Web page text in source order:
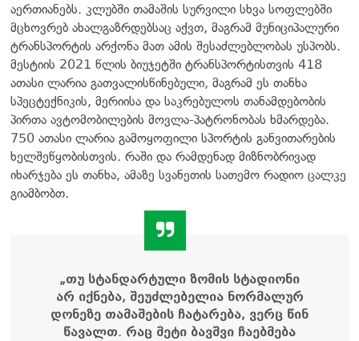
აერთიანებს. კლუბში თამაშის სურვილი სხვა სოფლებში
მცხოვრებ ახალგაზრდებსაც აქვთ, მაგრამ მუნიციპალური
ტრანსპორტის არქონა მათ ამის შესაძლებლობას უსპობს.
მესტიის 2021 წლის ბიუჯეტში ტრანსპორტისთვის 418
ათასი ლარია გათვალისწინებული, მაგრამ ეს თანხა
სპეცტექნიკის, მერიისა და საკრებულოს თანამდებობის
პირთა ავტომობილების მოვლა-პატრონობას ხმარდება.
750 ათასი ლარია გამოყოფილი სპორტის განვითარების
ხელშეწყობისთვის. რაში და რამდენად მიზნობრივად
იხარჯება ეს თანხა, ამაზე სვანეთის სათემო რადიო ცალკე
გიამბობთ.
„თუ სტანდარტული ზომის სტადიონი
არ იქნება, შეუძლებელია ნორმალურ
დონეზე თამაშების ჩატარება, ვერც წინ
წავალთ. რაც მეტი ბავშვი ჩაებმება